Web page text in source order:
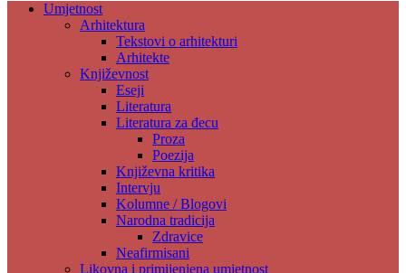
Umjetnost
Arhitektura
Tekstovi o arhitekturi
Arhitekte
Književnost
Eseji
Literatura
Literatura za đecu
Proza
Poezija
Književna kritika
Intervju
Kolumne / Blogovi
Narodna tradicija
Zdravice
Neafirmisani
Likovna i primijenjena umjetnost